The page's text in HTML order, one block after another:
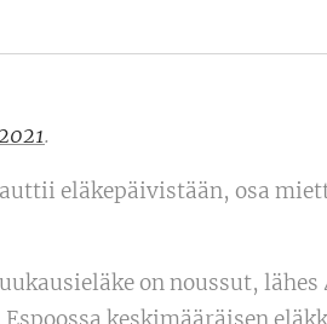
.
eläkepäivistään, osa
on noussut,